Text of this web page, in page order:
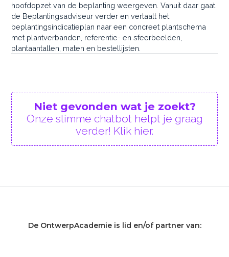
hoofdopzet van de beplanting weergeven. Vanuit daar gaat
de Beplantingsadviseur verder en vertaalt het
beplantingsindicatieplan naar een concreet plantschema
met plantverbanden, referentie- en sfeerbeelden,
plantaantallen, maten en bestellijsten.
Niet gevonden wat je zoekt?
Onze slimme chatbot helpt je graag
verder! Klik hier.
De OntwerpAcademie is lid en/of partner van: